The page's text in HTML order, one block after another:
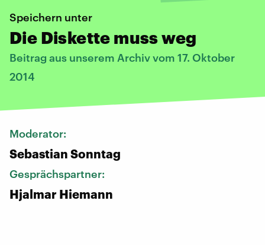
Speichern unter
Die Diskette muss weg
Beitrag aus unserem Archiv vom 17. Oktober
2014
Moderator:
Sebastian Sonntag
Gesprächspartner:
Hjalmar Hiemann